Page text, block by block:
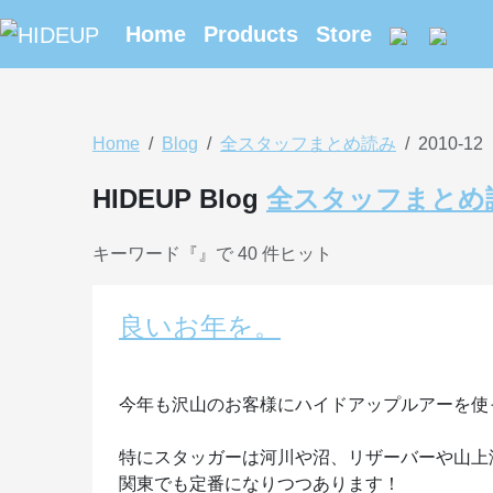
Home Products Store
Home Blog 全スタッフまとめ読み 2010-12
HIDEUP Blog 全スタッフまとめ
キーワード『 』で 40 件ヒット
良いお年を。
今年も沢山のお客様にハイドアップルアーを
特にスタッガーは河川や沼、リザーバーや山上
関東でも定番になりつつあります！